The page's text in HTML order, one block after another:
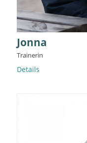
Jonna
Trainerin
Details